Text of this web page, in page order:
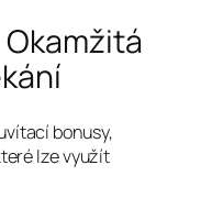
bonusy,
lze využít